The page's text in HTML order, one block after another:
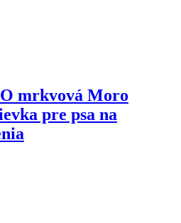
mrkvová Moro
pre psa na